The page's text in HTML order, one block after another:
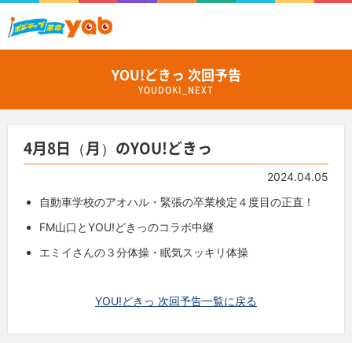
YOU!どきっ 次回予告
YOUDOKI_NEXT
4月8日（月）のYOU!どきっ
2024.04.05
自動車学校のアオハル・緊張の卒業検定４度目の正直！
FM山口とYOU!どきっのコラボ中継
エミイさんの３分体操・眠気スッキリ体操
YOU!どきっ 次回予告一覧に戻る